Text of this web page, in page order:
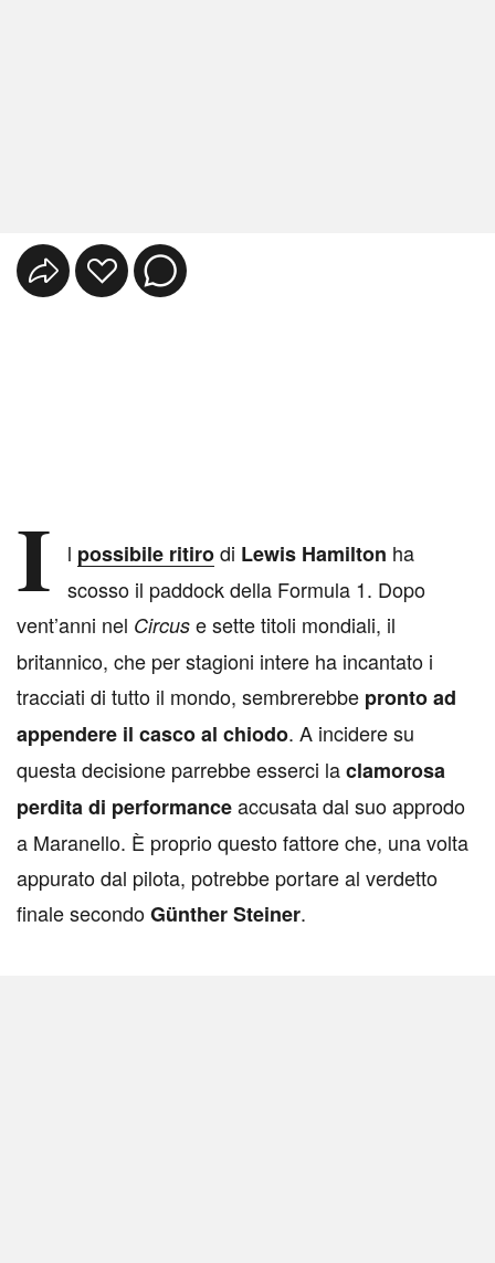
I l possibile ritirodi Lewis Hamilton ha
scosso il paddock della Formula 1. Dopo
vent’anni nel Circus e sette titoli mondiali, il
britannico, che per stagioni intere ha incantato i
tracciati di tutto il mondo, sembrerebbe pronto ad
appendere il casco al chiodo. A incidere su
questa decisione parrebbe esserci laclamorosa
perdita di performanceaccusata dal suo approdo
a Maranello. È proprio questo fattore che, una volta
appurato dal pilota, potrebbe portare al verdetto
finale secondoGünther Steiner.